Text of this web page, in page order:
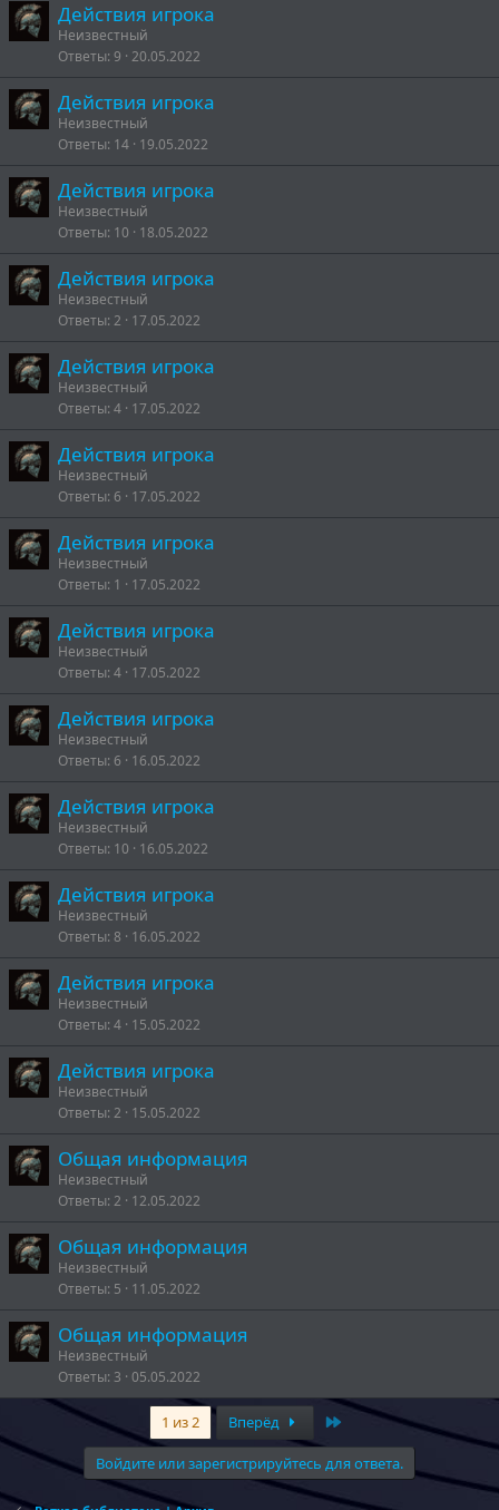
Действия игрока
Неизвестный
Ответы 9 20.05.2022
Действия игрока
Неизвестный
Ответы 14 19.05.2022
Действия игрока
Неизвестный
Ответы 10 18.05.2022
Действия игрока
Неизвестный
Ответы 2 17.05.2022
Действия игрока
Неизвестный
Ответы 4 17.05.2022
Действия игрока
Неизвестный
Ответы 6 17.05.2022
Действия игрока
Неизвестный
Ответы 1 17.05.2022
Действия игрока
Неизвестный
Ответы 4 17.05.2022
Действия игрока
Неизвестный
Ответы 6 16.05.2022
Действия игрока
Неизвестный
Ответы 10 16.05.2022
Действия игрока
Неизвестный
Ответы 8 16.05.2022
Действия игрока
Неизвестный
Ответы 4 15.05.2022
Действия игрока
Неизвестный
Ответы 2 15.05.2022
Общая информация
Неизвестный
Ответы 2 12.05.2022
Общая информация
Неизвестный
Ответы 5 11.05.2022
Общая информация
Неизвестный
Ответы 3 05.05.2022
1 из 2 Вперёд
Войдите или зарегистрируйтесь для ответа.